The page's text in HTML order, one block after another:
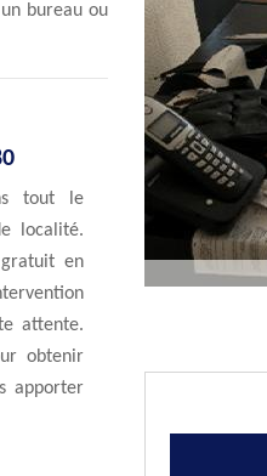
bureau ou
tout le
localité.
en
attente.
obtenir
apporter